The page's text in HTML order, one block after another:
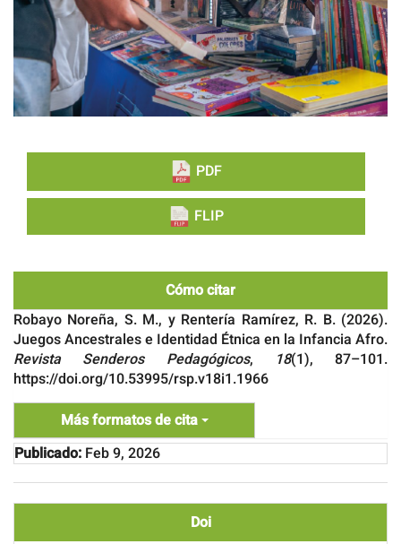
PDF
FLIP
Cómo citar
Robayo Noreña, S. M., y Rentería Ramírez, R. B. (2026).
Juegos Ancestrales e Identidad Étnica en la Infancia Afro.
Revista Senderos Pedagógicos, 18(1), 87–101.
https://doi.org/10.53995/rsp.v18i1.1966
Más formatos de cita
Publicado: Feb 9, 2026
Doi